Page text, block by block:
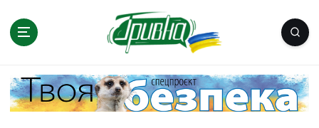
Миколаїв, Одеса, Мелітополь